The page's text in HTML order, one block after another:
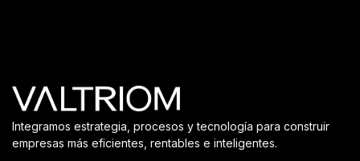
Integramos estrategia, procesos y tecnología para construir
empresas más eficientes, rentables e inteligentes.